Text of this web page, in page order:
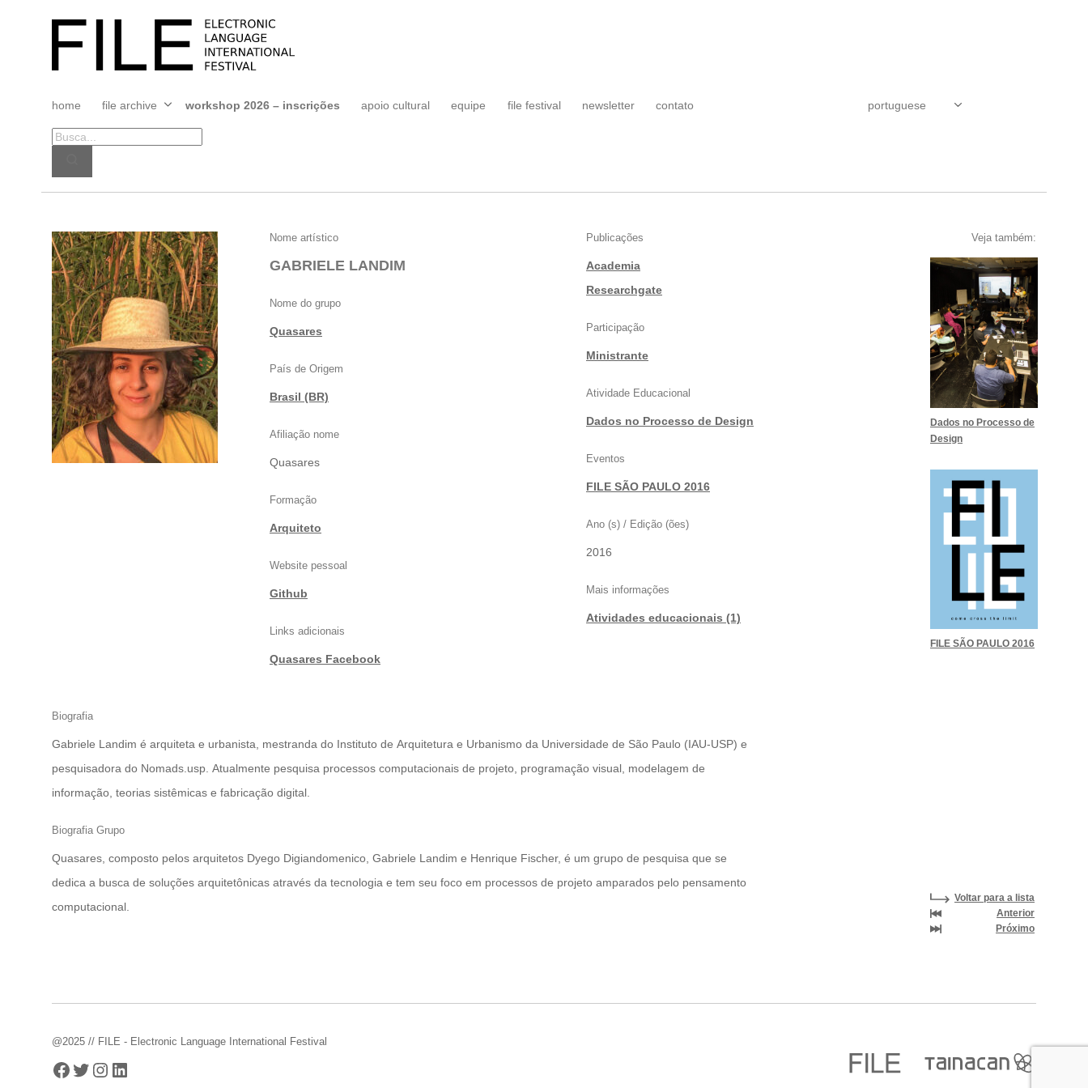
FILE
FESTIVAL
home file archive
Abrir
menu
workshop 2026 – inscrições apoio cultural equipe file festival newsletter contato
GABRIELE
LANDIM
Nome artístico
GABRIELE LANDIM
Nome do grupo
Quasares
País de Origem
Brasil (BR)
Afiliação nome
Quasares
Formação
Arquiteto
Website pessoal
Github
Links adicionais
Quasares Facebook
Publicações
Academia
|Researchgate
Participação
Ministrante
Atividade Educacional
Dados no Processo de Design
Eventos
FILE SÃO PAULO 2016
Ano (s) / Edição (ões)
2016
Mais informações
Atividades educacionais (1)
Biografia
Gabriele Landim é arquiteta e urbanista, mestranda do Instituto de Arquitetura e Urbanismo da Universidade de São Paulo (IAU-USP) e
pesquisadora do Nomads.usp. Atualmente pesquisa processos computacionais de projeto, programação visual, modelagem de
informação, teorias sistêmicas e fabricação digital.
Biografia Grupo
Quasares, composto pelos arquitetos Dyego Digiandomenico, Gabriele Landim e Henrique Fischer, é um grupo de pesquisa que se
dedica a busca de soluções arquitetônicas através da tecnologia e tem seu foco em processos de projeto amparados pelo pensamento
computacional.
Veja também:
Dados no Processo de
Design
FILE SÃO PAULO 2016
Voltar para a lista
Anterior
Próximo
@2025 // FILE - Electronic Language International Festival
Facebook
Twitter
Instagram
LinkedIn